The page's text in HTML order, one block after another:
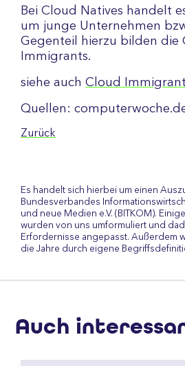
Bei Cloud Natives handelt
um junge Unternehmen
Gegenteil hierzu bilden die
Immigrants.
siehe auch Cloud Immigrant
Quellen:
Zurück
Es handelt sich hierbei um einen
Bundesverbandes
und neue Medien e.V. (BITKOM).
wurden von uns umformuliert und
Erfordernisse angepasst. Außerdem
die Jahre durch eigene
Auch